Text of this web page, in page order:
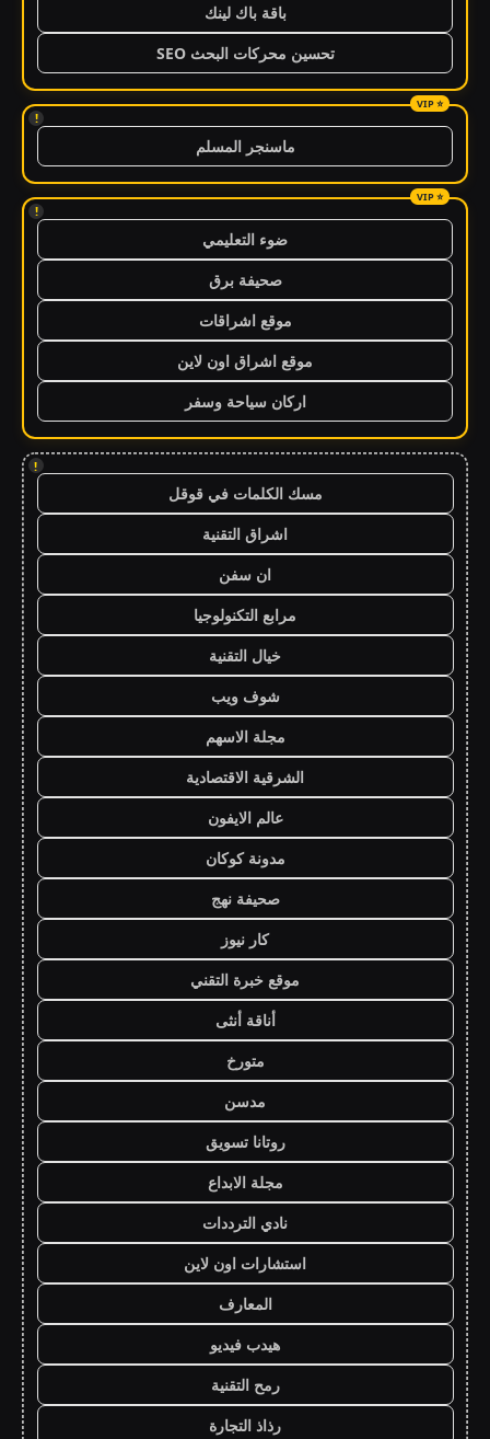
باقة باك لينك
تحسين محركات البحث SEO
!
ماسنجر المسلم
!
ضوء التعليمي
صحيفة برق
موقع اشراقات
موقع اشراق اون لاين
اركان سياحة وسفر
!
مسك الكلمات في قوقل
اشراق التقنية
ان سفن
مرابع التكنولوجيا
خيال التقنية
شوف ويب
مجلة الاسهم
الشرقية الاقتصادية
عالم الايفون
مدونة كوكان
صحيفة نهج
كار نيوز
موقع خبرة التقني
أناقة أنثى
متورخ
مدسن
روتانا تسويق
مجلة الابداع
نادي الترددات
استشارات اون لاين
المعارف
هيدب فيديو
رمح التقنية
رذاذ التجارة